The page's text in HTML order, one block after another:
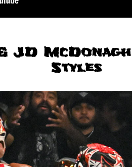
JD
Styles